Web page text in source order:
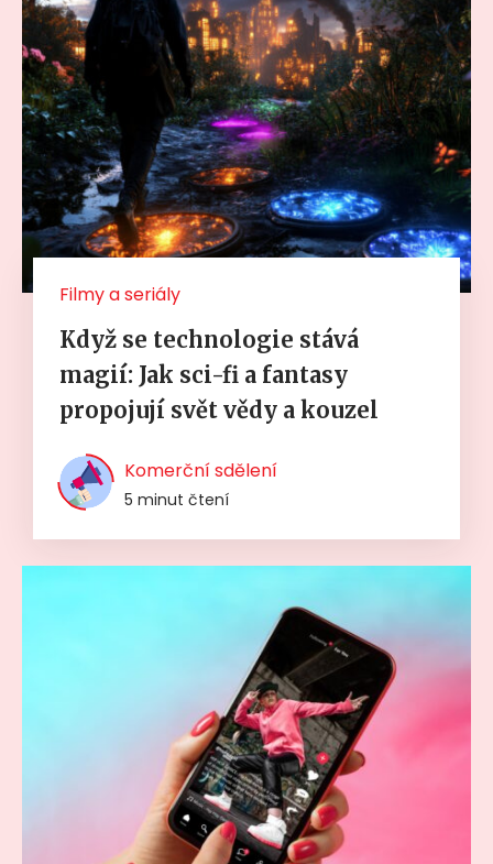
Filmy a seriály
Když se technologie stává
magií: Jak sci-fi a fantasy
propojují svět vědy a kouzel
Komerční sdělení
5 minut čtení